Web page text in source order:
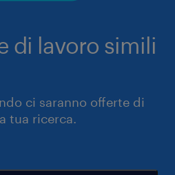
di lavoro simili
ci saranno offerte di
tua ricerca.